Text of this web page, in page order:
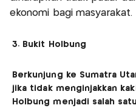
ekonomi bagi masyarakat.
3. Bukit Holbung
Berkunjung ke Sumatra
jika tidak menginjakkan
Holbung menjadi salah